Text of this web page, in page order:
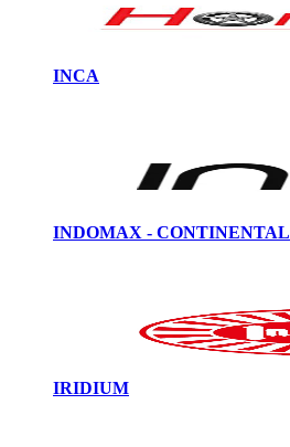
INCA
INDOMAX - CONTINENTAL
IRIDIUM